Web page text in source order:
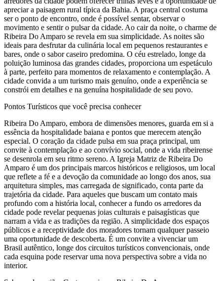
apreciar a paisagem rural típica da Bahia. A praça central costuma
ser o ponto de encontro, onde é possível sentar, observar o
movimento e sentir o pulsar da cidade. Ao cair da noite, o charme de
Ribeira Do Amparo se revela em sua simplicidade. As noites são
ideais para desfrutar da culinária local em pequenos restaurantes e
bares, onde o sabor caseiro predomina. O céu estrelado, longe da
poluição luminosa das grandes cidades, proporciona um espetáculo
à parte, perfeito para momentos de relaxamento e contemplação. A
cidade convida a um turismo mais genuíno, onde a experiência se
constrói em detalhes e na genuína hospitalidade de seu povo.
Pontos Turísticos que você precisa conhecer
Ribeira Do Amparo, embora de dimensões menores, guarda em si a
essência da hospitalidade baiana e pontos que merecem atenção
especial. O coração da cidade pulsa em sua praça principal, um
convite à contemplação e ao convívio social, onde a vida ribeirense
se desenrola em seu ritmo sereno. A Igreja Matriz de Ribeira Do
Amparo é um dos principais marcos históricos e religiosos, um local
que reflete a fé e a devoção da comunidade ao longo dos anos, sua
arquitetura simples, mas carregada de significado, conta parte da
trajetória da cidade. Para aqueles que buscam um contato mais
profundo com a história local, conhecer a fundo os arredores da
cidade pode revelar pequenas joias culturais e paisagísticas que
narram a vida e as tradições da região. A simplicidade dos espaços
públicos e a receptividade dos moradores tornam qualquer passeio
uma oportunidade de descoberta. É um convite a vivenciar um
Brasil autêntico, longe dos circuitos turísticos convencionais, onde
cada esquina pode reservar uma nova perspectiva sobre a vida no
interior.